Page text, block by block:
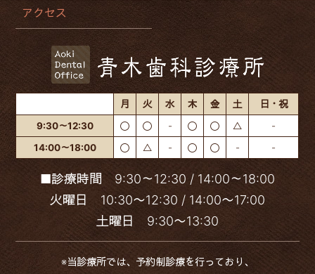
アクセス
月 火 水 木 金 土
日・祝
9:30～12:30
〇 〇 - 〇 〇 △
-
14:00～18:00
〇 △ - 〇 〇 - -
■診療時間 9:30～12:30 / 14:00～18:00
火曜日 10:30〜12:30 / 14:00〜17:00
土曜日 9:30〜13:30
※当診療所では、予約制診療を行っており、